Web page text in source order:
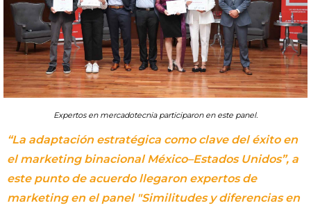
Expertos en mercadotecnia participaron en este panel.
“La adaptación estratégica como clave del éxito en
el marketing binacional México–Estados Unidos”, a
este punto de acuerdo llegaron expertos de
marketing en el panel "Similitudes y diferencias en